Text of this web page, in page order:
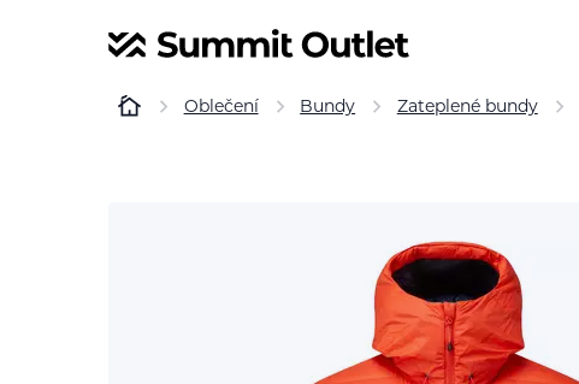
Oblečení Bundy Zateplené bundy